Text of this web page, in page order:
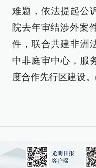
难题，依法提起公
院去年审结涉外案
件，联合共建非洲
中非庭审中心，服
度合作先行区建设